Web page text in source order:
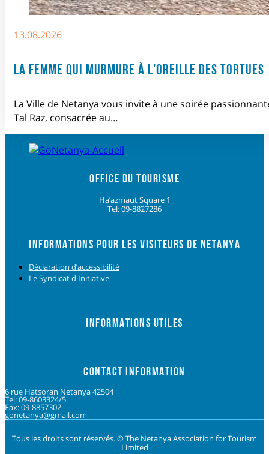
13.08.2026
LA FEMME QUI MURMURE À L’OREILLE DES TORTUES
La Ville de Netanya vous invite à une soirée
Tal Raz, consacrée au…
OFFICE DU TOURISME
Ha’azmaut Square 1
Tel: 09-8827286
INFORMATIONS POUR LES VISITEURS DE NETANYA
Déclaration d’accessibilité
Le Syndicat d Initiative
INFORMATIONS UTILES
CONTACT INFORMATION
6 rue Hatsoran Netanya 42504
Tel: 09-8603324/5
Fax: 09-8857302
gonetanya@gmail.com
Tous les droits sont réservés. © The Netanya Association for Tourism
Limited